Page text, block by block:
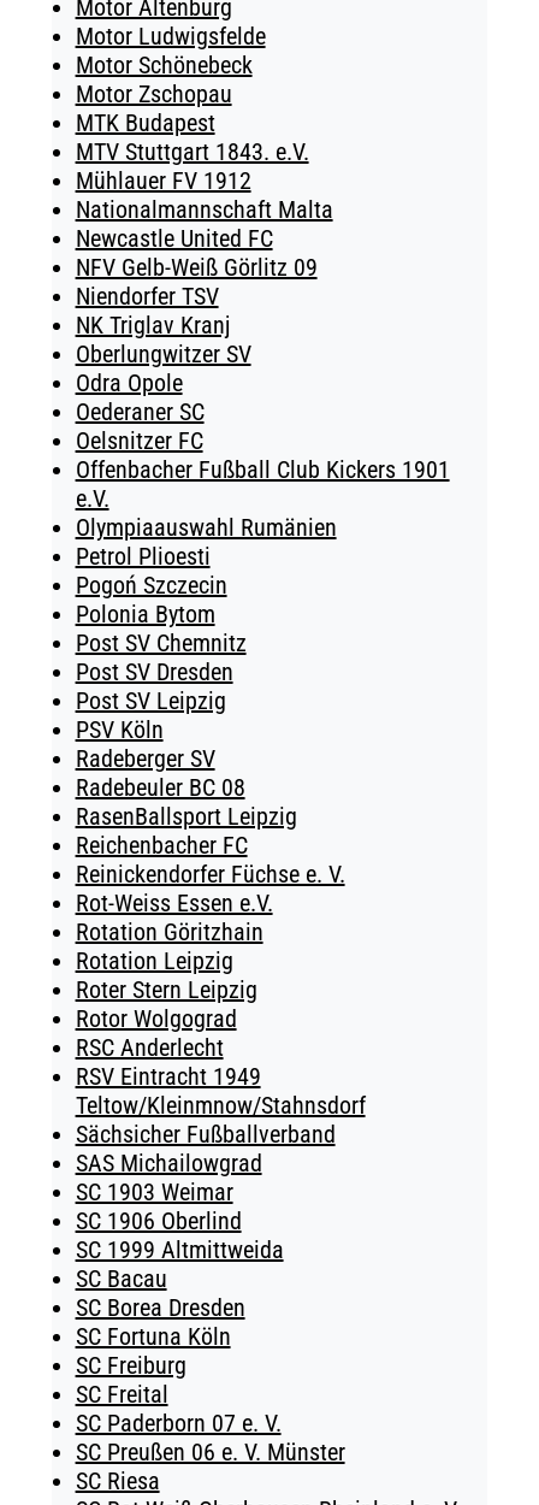
Motor Altenburg
Motor Ludwigsfelde
Motor Schönebeck
Motor Zschopau
MTK Budapest
MTV Stuttgart 1843. e.V.
Mühlauer FV 1912
Nationalmannschaft Malta
Newcastle United FC
NFV Gelb-Weiß Görlitz 09
Niendorfer TSV
NK Triglav Kranj
Oberlungwitzer SV
Odra Opole
Oederaner SC
Oelsnitzer FC
Offenbacher Fußball Club Kickers 1901
e.V.
Olympiaauswahl Rumänien
Petrol Plioesti
Pogoń Szczecin
Polonia Bytom
Post SV Chemnitz
Post SV Dresden
Post SV Leipzig
PSV Köln
Radeberger SV
Radebeuler BC 08
RasenBallsport Leipzig
Reichenbacher FC
Reinickendorfer Füchse e. V.
Rot-Weiss Essen e.V.
Rotation Göritzhain
Rotation Leipzig
Roter Stern Leipzig
Rotor Wolgograd
RSC Anderlecht
RSV Eintracht 1949
Teltow/Kleinmnow/Stahnsdorf
Sächsicher Fußballverband
SAS Michailowgrad
SC 1903 Weimar
SC 1906 Oberlind
SC 1999 Altmittweida
SC Bacau
SC Borea Dresden
SC Fortuna Köln
SC Freiburg
SC Freital
SC Paderborn 07 e. V.
SC Preußen 06 e. V. Münster
SC Riesa